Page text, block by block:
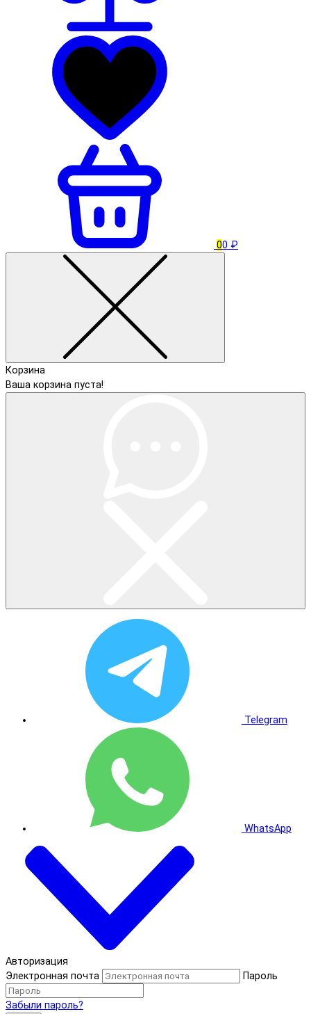
00 ₽
Корзина
Ваша корзина пуста!
Telegram
WhatsApp
Авторизация
Электронная почта
Пароль
Забыли пароль?